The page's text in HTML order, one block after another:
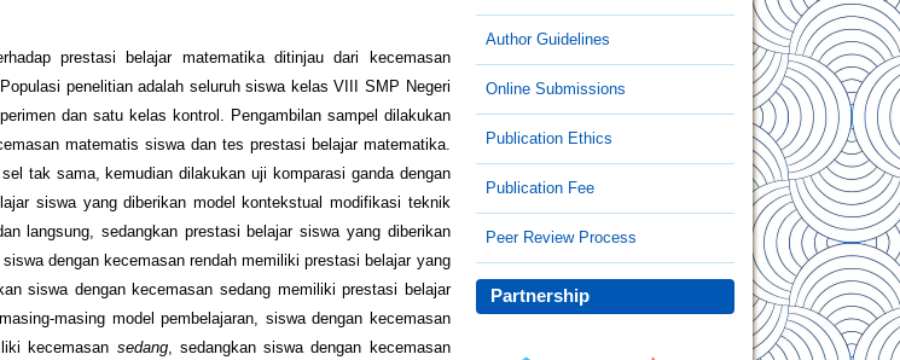
Author Guidelines
Online Submissions
Publication Ethics
Publication Fee
Peer Review Process
Partnership
prestasi belajar matematika ditinjau dari kecemasan
penelitian adalah seluruh siswa kelas VIII SMP Negeri
dan satu kelas kontrol. Pengambilan sampel dilakukan
matematis siswa dan tes prestasi belajar matematika.
tak sama, kemudian dilakukan uji komparasi ganda dengan
siswa yang diberikan model kontekstual modifikasi teknik
langsung, sedangkan prestasi belajar siswa yang diberikan
dengan kecemasan rendah memiliki prestasi belajar yang
siswa dengan kecemasan sedang memiliki prestasi belajar
masing model pembelajaran, siswa dengan kecemasan
kecemasan sedang, sedangkan siswa dengan kecemasan